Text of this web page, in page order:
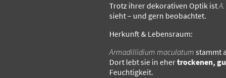
Trotz ihrer dekorativen Optik ist
sieht – und gern beobachtet.
Herkunft & Lebensraum:
Armadillidium maculatum stammt
Dort lebt sie in ehertrockenen,
Feuchtigkeit.